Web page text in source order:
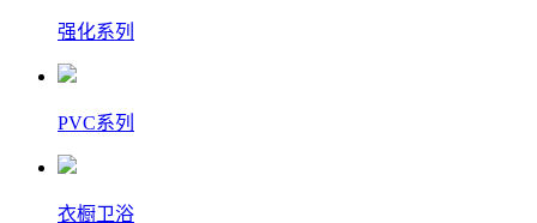
强化系列
PVC系列
衣橱卫浴